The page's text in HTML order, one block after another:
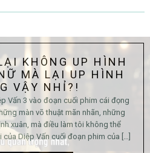
UP HÌNH
LẠI UP HÌNH
NHỈ?!
đoạn cuối phim cái đọng
võ thuật mãn nhãn, những
điều làm tôi không thể
Vấn cuối đoạn phim của […]